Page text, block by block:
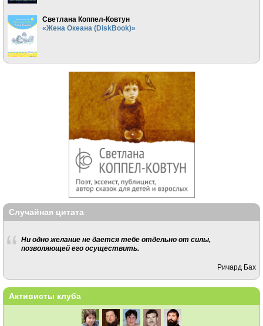
Светлана Коппел-Ковтун
«Жена Океана (DiskBook)»
Случайная цитата
Ни одно желание не дается тебе отдельно от силы,
позволяющей его осуществить.
Ричард Бах
Активисты клуба